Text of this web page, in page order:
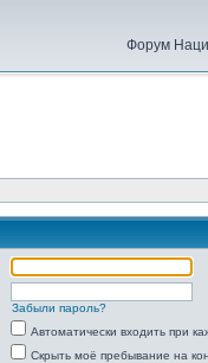
Форум
Забыли пароль?
Автоматически входить при
Скрыть моё пребывание на